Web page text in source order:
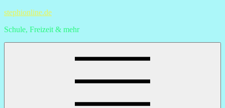
Skip
content
stephionline.de
Schule, Freizeit & mehr